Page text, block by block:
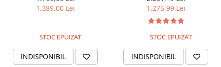
cosuri, Spalare 360°, Intensiv,
Blocare acces copii, Avertizare
1.389,00 Lei
STOC EPUIZAT
INDISPONIBIL
Uscare, pornire întârziată,
1.275,99 Lei
STOC EPUIZAT
INDISPONIBIL